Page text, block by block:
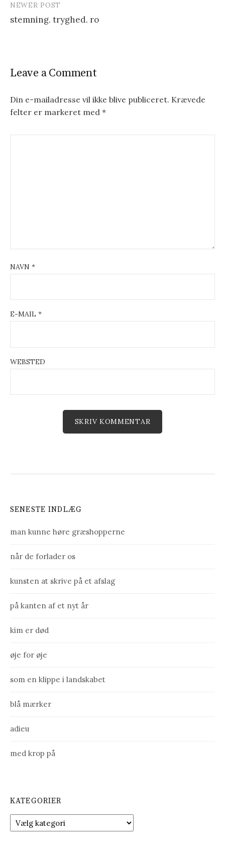
o
n
v
i
g
NEWER POST
stemning. tryghed. ro
Leave a Comment
Din e-mailadresse vil ikke blive publiceret. Krævede
felter er markeret med *
NAVN *
E-MAIL *
WEBSTED
SENESTE INDLÆG
man kunne høre græshopperne
når de forlader os
kunsten at skrive på et afslag
på kanten af et nyt år
kim er død
øje for øje
som en klippe i landskabet
blå mærker
adieu
med krop på
KATEGORIER
a